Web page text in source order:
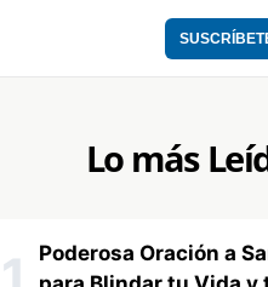
Lo más
Poderosa Oración a